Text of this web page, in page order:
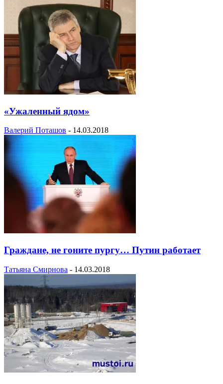
«Ужаленный ядом»
Валерий Поташов - 14.03.2018
Граждане, не гоните пургу… Путин работает
Татьяна Смирнова - 14.03.2018